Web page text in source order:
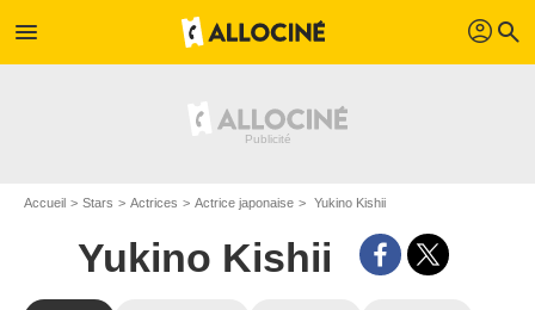
menu profil search
Accueil Stars Actrices Actrice japonaise Yukino Kishii
Yukino Kishii